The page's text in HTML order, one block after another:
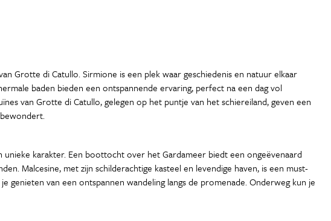
Grotte di Catullo. Sirmione is een plek waar geschiedenis en natuur elkaar
baden bieden een ontspannende ervaring, perfect na een dag vol
van Grotte di Catullo, gelegen op het puntje van het schiereiland, geven een
karakter. Een boottocht over het Gardameer biedt een ongeëvenaard
Malcesine, met zijn schilderachtige kasteel en levendige haven, is een must-
van een ontspannen wandeling langs de promenade. Onderweg kun je